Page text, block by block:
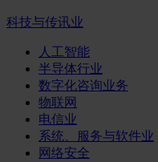
科技与传讯业
人工智能
半导体行业
数字化咨询业务
物联网
电信业
系统、服务与软件业
网络安全